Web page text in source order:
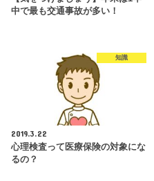
中で最も交通事故が多い！
知識
2019.3.22
心理検査って医療保険の対象にな
るの？